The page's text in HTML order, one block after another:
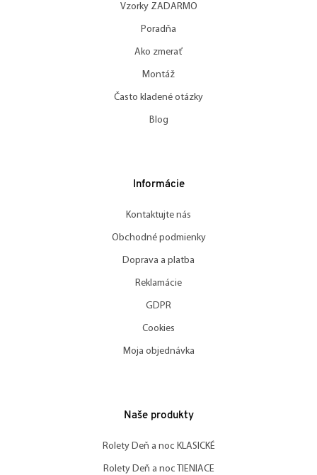
Vzorky ZADARMO
Poradňa
Ako zmerať
Montáž
Často kladené otázky
Blog
Informácie
Kontaktujte nás
Obchodné podmienky
Doprava a platba
Reklamácie
GDPR
Cookies
Moja objednávka
Naše produkty
Rolety Deň a noc KLASICKÉ
Rolety Deň a noc TIENIACE